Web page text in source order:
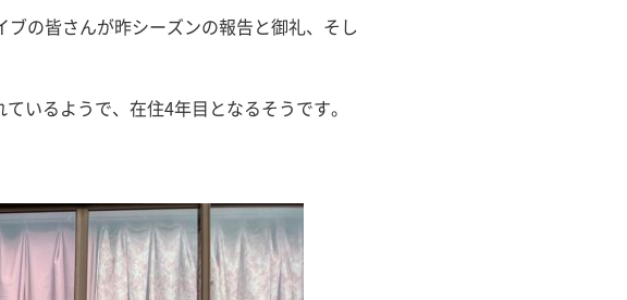
の皆さんが昨シーズンの報告と御礼、そし
いるようで、在住4年目となるそうです。